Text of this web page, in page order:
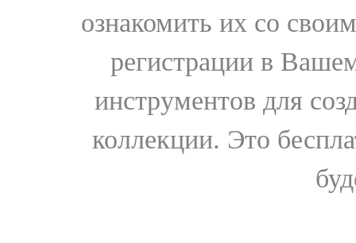
ознакомить их со
регистрации в
инструментов для
коллекции. Это